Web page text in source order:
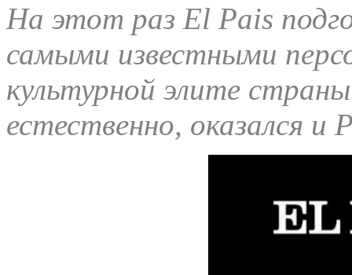
На этот раз El Pais
самыми известными
культурной элите
естественно, оказался